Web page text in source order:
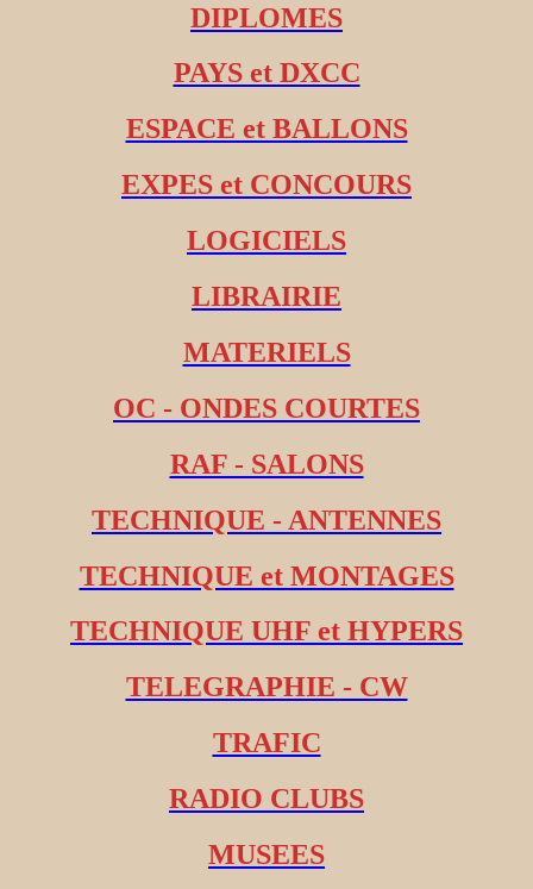
DIPLOMES
PAYS et DXCC
ESPACE et BALLONS
EXPES et CONCOURS
LOGICIELS
LIBRAIRIE
MATERIELS
OC - ONDES COURTES
RAF - SALONS
TECHNIQUE - ANTENNES
TECHNIQUE et MONTAGES
TECHNIQUE UHF et HYPERS
TELEGRAPHIE - CW
TRAFIC
RADIO CLUBS
MUSEES